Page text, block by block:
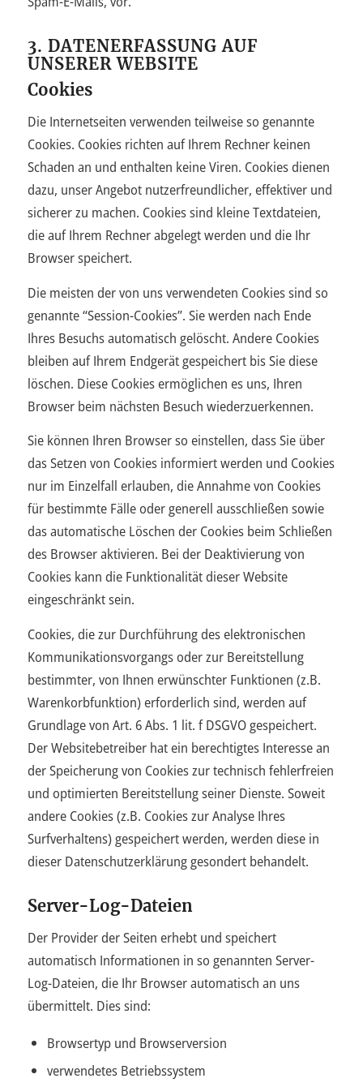
3. DATENERFASSUNG AUF
UNSERER WEBSITE
Cookies
Die Internetseiten verwenden teilweise so genannte
Cookies. Cookies richten auf Ihrem Rechner keinen
Schaden an und enthalten keine Viren. Cookies dienen
dazu, unser Angebot nutzerfreundlicher, effektiver und
sicherer zu machen. Cookies sind kleine Textdateien,
die auf Ihrem Rechner abgelegt werden und die Ihr
Browser speichert.
Die meisten der von uns verwendeten Cookies sind so
genannte “Session-Cookies”. Sie werden nach Ende
Ihres Besuchs automatisch gelöscht. Andere Cookies
bleiben auf Ihrem Endgerät gespeichert bis Sie diese
löschen. Diese Cookies ermöglichen es uns, Ihren
Browser beim nächsten Besuch wiederzuerkennen.
Sie können Ihren Browser so einstellen, dass Sie über
das Setzen von Cookies informiert werden und Cookies
nur im Einzelfall erlauben, die Annahme von Cookies
für bestimmte Fälle oder generell ausschließen sowie
das automatische Löschen der Cookies beim Schließen
des Browser aktivieren. Bei der Deaktivierung von
Cookies kann die Funktionalität dieser Website
eingeschränkt sein.
Cookies, die zur Durchführung des elektronischen
Kommunikationsvorgangs oder zur Bereitstellung
bestimmter, von Ihnen erwünschter Funktionen (z.B.
Warenkorbfunktion) erforderlich sind, werden auf
Grundlage von Art. 6 Abs. 1 lit. f DSGVO gespeichert.
Der Websitebetreiber hat ein berechtigtes Interesse an
der Speicherung von Cookies zur technisch fehlerfreien
und optimierten Bereitstellung seiner Dienste. Soweit
andere Cookies (z.B. Cookies zur Analyse Ihres
Surfverhaltens) gespeichert werden, werden diese in
dieser Datenschutzerklärung gesondert behandelt.
Server-Log-Dateien
Der Provider der Seiten erhebt und speichert
automatisch Informationen in so genannten Server-
Log-Dateien, die Ihr Browser automatisch an uns
übermittelt. Dies sind:
Browsertyp und Browserversion
verwendetes Betriebssystem